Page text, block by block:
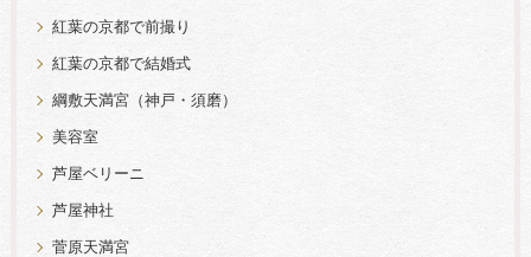
紅葉の京都で前撮り
紅葉の京都で結婚式
綱敷天満宮（神戸・須磨）
美容室
芦屋ベリーニ
芦屋神社
菅原天満宮